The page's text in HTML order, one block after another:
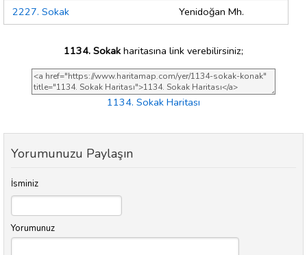
2227. Sokak
Yenidoğan Mh.
1134. Sokak haritasına link verebilirsiniz;
1134. Sokak Haritası
Yorumunuzu Paylaşın
İsminiz
Yorumunuz